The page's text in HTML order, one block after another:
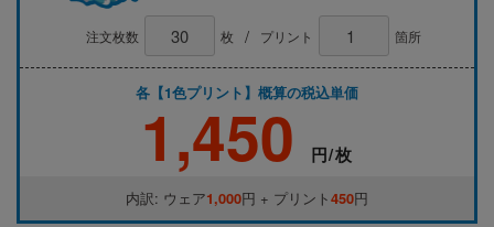
注文枚数 枚 / プリント 箇所
各【1色プリント】概算の税込単価
1,450 円/枚
内訳: ウェア1,000円 + プリント450円